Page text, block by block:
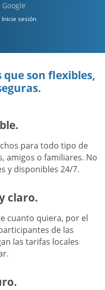
Google
sesión
que son flexibles,
para todo tipo de
amigos o familiares. No
y disponibles 24/7.
claro.
cuanto quiera, por el
de las
las tarifas locales